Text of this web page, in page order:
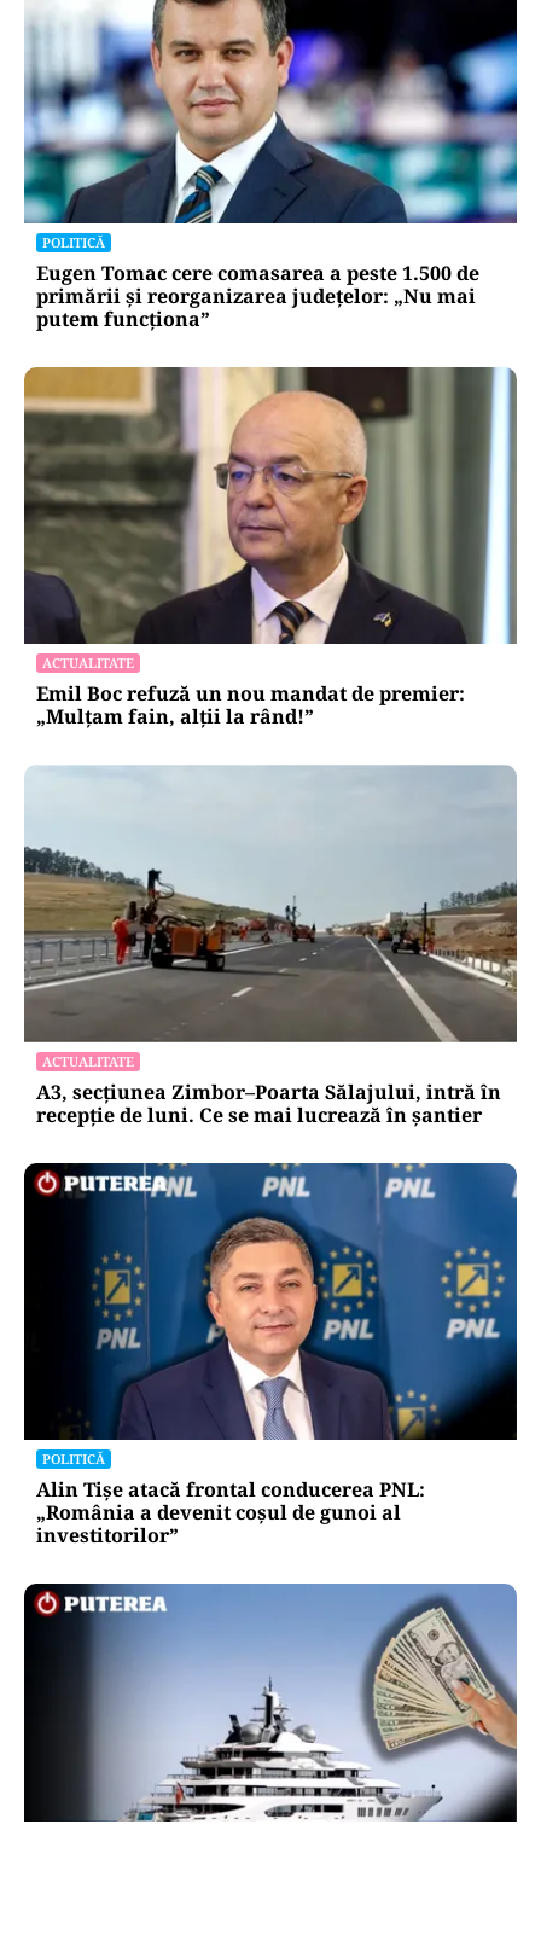
POLITICĂ
Eugen Tomac cere comasarea a peste 1.500 de
primării și reorganizarea județelor: „Nu mai
putem funcționa”
ACTUALITATE
Emil Boc refuză un nou mandat de premier:
„Mulțam fain, alții la rând!”
ACTUALITATE
A3, secțiunea Zimbor–Poarta Sălajului, intră în
recepție de luni. Ce se mai lucrează în șantier
POLITICĂ
Alin Tișe atacă frontal conducerea PNL:
„România a devenit coșul de gunoi al
investitorilor”